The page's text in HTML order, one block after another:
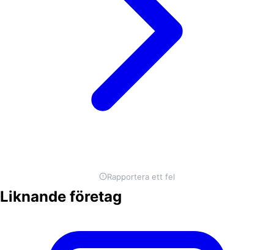
Rapportera ett fel
Liknande företag